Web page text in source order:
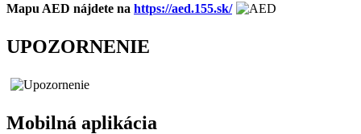
Mapu AED nájdete na https://aed.155.sk/
UPOZORNENIE
Mobilná aplikácia